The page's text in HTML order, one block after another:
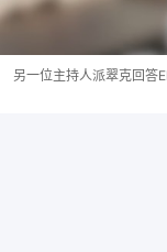
另一位主持人派翠克回答